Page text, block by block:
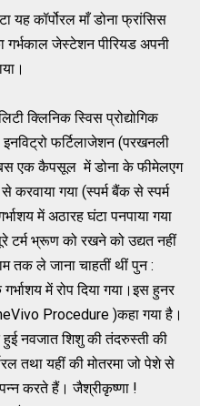
यह कॉर्पोरल माँ डोना फ्रांसिस
गर्भकाल जेस्टेशन पीरियड अपनी
क्लिनिक स्विस प्रोद्योगिक
फर्टिलाजेशन (परखनली
). बस एक कैपसूल में डोना के फीमेलएग
करवाया गया (स्पर्म बैंक से स्पर्म
में अठारह घंटा पनपाया गया
टर्म भ्रूण को रखने को उद्यत नहीं
तक ले जाना चाहतीं थीं पुन :
में रोप दिया गया।इस हुनर
Procedure )कहा गया है।
नवजात शिशु की तंदरुस्ती की
तथा यहीं की मोतरमा जो पेशे से
करते हैं। जैश्रीकृष्णा !